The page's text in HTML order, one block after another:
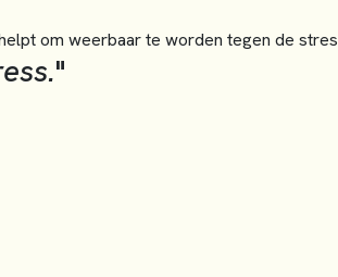
om weerbaar te worden tegen de stres
"